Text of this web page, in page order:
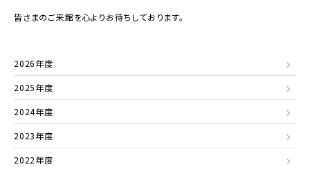
皆さまのご来館を心よりお待ちしております。
2026年度
2025年度
2024年度
2023年度
2022年度